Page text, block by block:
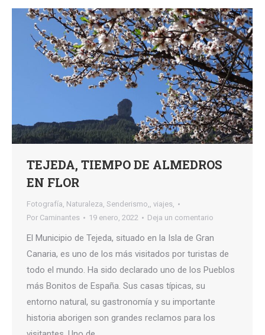
TEJEDA, TIEMPO DE ALMEDROS
EN FLOR
Fotografía, Naturaleza, Senderismo,, viajes,
Por Caminantes 19 enero, 2022 Deja un comentario
El Municipio de Tejeda, situado en la Isla de Gran
Canaria, es uno de los más visitados por turistas de
todo el mundo. Ha sido declarado uno de los Pueblos
más Bonitos de España. Sus casas típicas, su
entorno natural, su gastronomía y su importante
historia aborigen son grandes reclamos para los